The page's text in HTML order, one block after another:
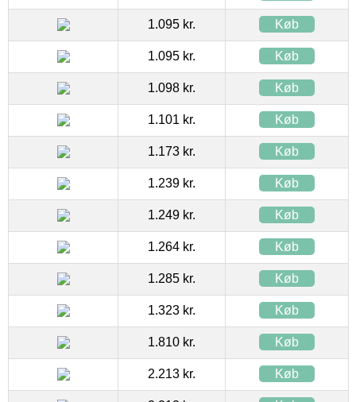
1.095 kr. Køb
1.095 kr. Køb
1.098 kr. Køb
1.101 kr. Køb
1.173 kr. Køb
1.239 kr. Køb
1.249 kr. Køb
1.264 kr. Køb
1.285 kr. Køb
1.323 kr. Køb
1.810 kr. Køb
2.213 kr. Køb